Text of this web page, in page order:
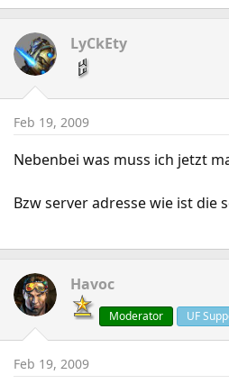
LyCkEty
Feb 19, 2009
Nebenbei was muss ich jetzt
Bzw server adresse wie ist die
Havoc
Moderator UF
Feb 19, 2009